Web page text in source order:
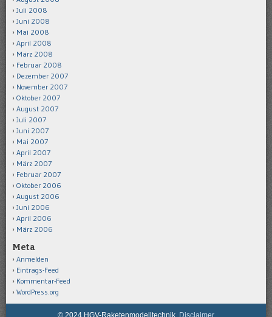
Juli 2008
Juni 2008
Mai 2008
April 2008
März 2008
Februar 2008
Dezember 2007
November 2007
Oktober 2007
August 2007
Juli 2007
Juni 2007
Mai 2007
April 2007
März 2007
Februar 2007
Oktober 2006
August 2006
Juni 2006
April 2006
März 2006
Meta
Anmelden
Eintrags-Feed
Kommentar-Feed
WordPress.org
© 2024 HGV-Raketenmodelltechnik, Disclaimer